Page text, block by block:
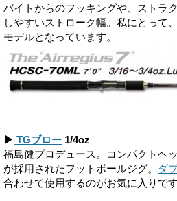
バイトからのフッキングや、ストラ
しやすいストローク幅。私にとって
モデルとなっています。
▶ TGブロー 1/4oz
福島健プロデュース。コンパクトヘ
が採用されたフットボールジグ。
ダ
合わせて使用するのがお気に入りです